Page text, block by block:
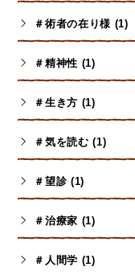
＃術者の在り様 (1)
＃精神性 (1)
＃生き方 (1)
＃気を読む (1)
＃望診 (1)
＃治療家 (1)
＃人間学 (1)